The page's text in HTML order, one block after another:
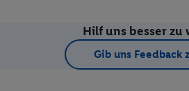
Hilf uns besser zu
Gib uns Feedback